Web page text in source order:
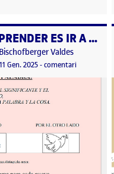
académico, expresivo
COMPRENDER ES IR A LA PALOMA y otras pautas para el arte verdadero de las letras, llamado «lectoescritura».
per Valdes
Data de publicació
11 Gen. 202511 gener, 2025 10:27 pm
-comentariel